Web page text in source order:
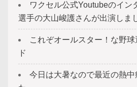
ワクセル公式Youtubeのイン
選手の大山峻護さんが出演しま
これぞオールスター！な野
ド
今日は大暑なので最近の熱